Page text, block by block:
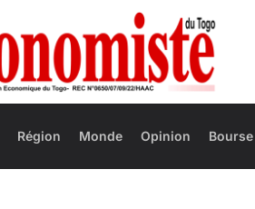
Région Monde Opinion Bourse